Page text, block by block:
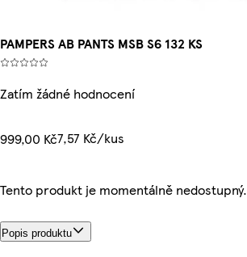
PAMPERS AB PANTS MSB S6 132 KS
Zatím žádné hodnocení
999,00 Kč7,57 Kč/kus
Tento produkt je momentálně nedostupný.
Popis produktu